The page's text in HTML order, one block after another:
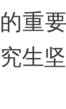
的重
究生